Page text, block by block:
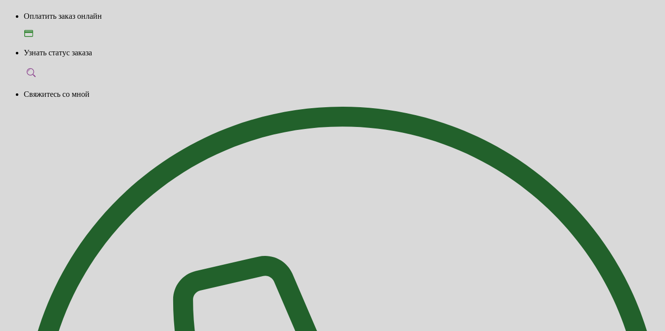
Оплатить заказ онлайн
Узнать статус заказа
Свяжитесь со мной